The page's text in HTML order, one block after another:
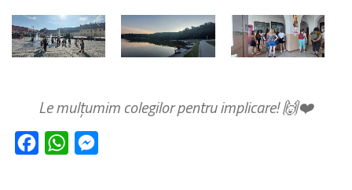
Le mulțumim colegilor pentru implicare! 🙌❤️
FacebookWhatsApp